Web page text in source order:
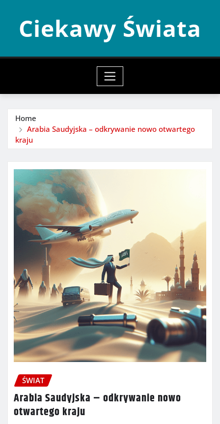
contentCiekawy Świata
Home
Arabia Saudyjska – odkrywanie nowo otwartego
kraju
ŚWIAT
Arabia Saudyjska – odkrywanie nowo
otwartego kraju